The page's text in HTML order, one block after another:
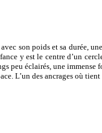
son poids et sa durée,
y est le centre d’un
peu éclairés, une
L’un des ancrages où